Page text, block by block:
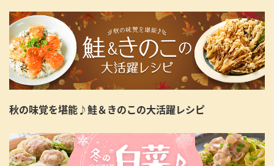
秋の味覚を堪能♪鮭＆きのこの大活躍レシピ